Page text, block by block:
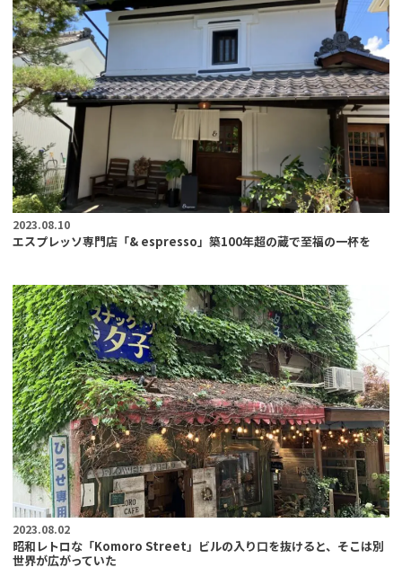
2023.08.10
エスプレッソ専門店「& espresso」築100年超の蔵で至福の一杯を
2023.08.02
昭和レトロな「Komoro Street」ビルの入り口を抜けると、そこは別
世界が広がっていた